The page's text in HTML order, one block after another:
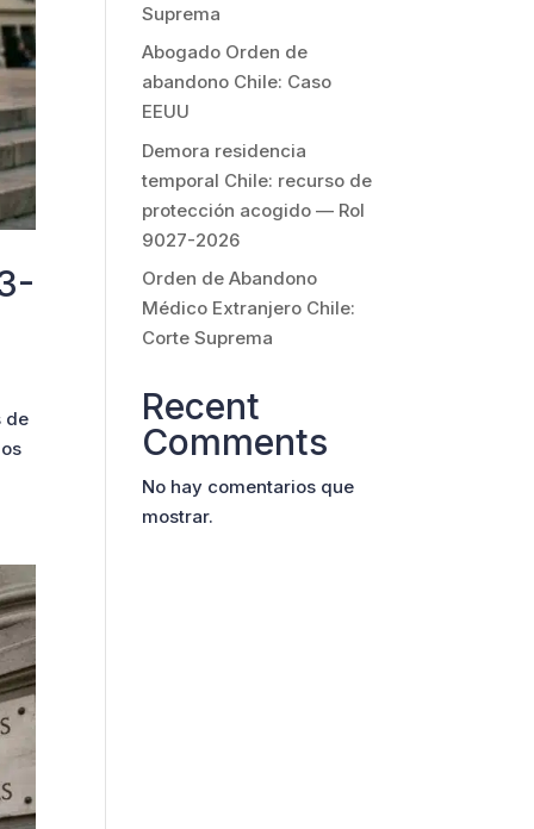
de
Suprema
Abogado Orden de
abandono Chile: Caso
EEUU
Demora residencia
temporal Chile: recurso de
protección acogido — Rol
9027-2026
Orden de Abandono
Médico Extranjero Chile:
Corte Suprema
Recent
Comments
No hay comentarios que
mostrar.